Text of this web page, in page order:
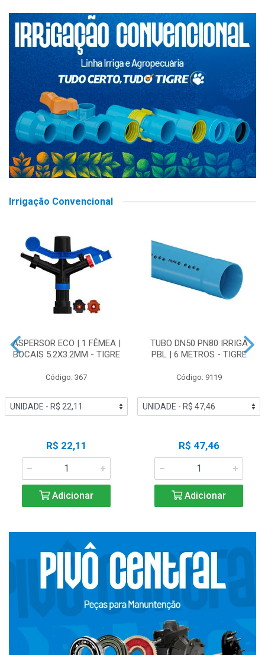
Irrigação Convencional
ASPERSOR ECO | 1 FÊMEA |
BOCAIS 5.2X3.2MM - TIGRE
Código: 367
R$ 22,11
Adicionar
TUBO DN50 PN80 IRRIGA
PBL | 6 METROS - TIGRE
Código: 9119
R$ 47,46
Adicionar